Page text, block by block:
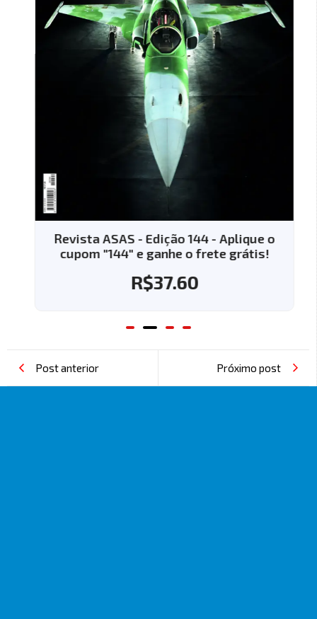
Revista ASAS - Edição 144 - Aplique o
cupom "144" e ganhe o frete grátis!
R$37.60
Post anterior Próximo post